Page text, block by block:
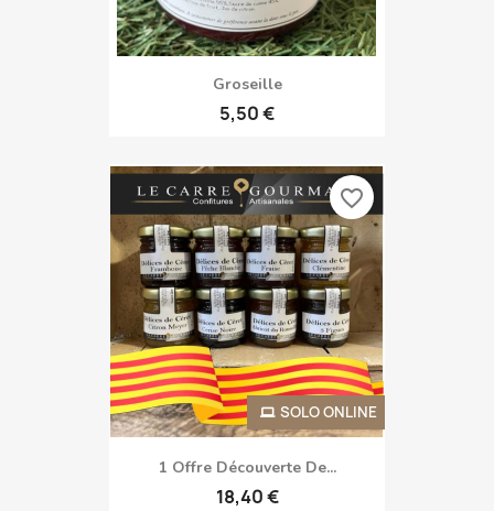
Groseille
5,50 €
1 Offre Découverte De...
18,40 €
SOLO ONLINE
favorite_border